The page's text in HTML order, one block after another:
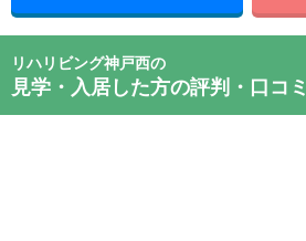
リハリビング神戸西の
見学・入居した方の評判・口コミ